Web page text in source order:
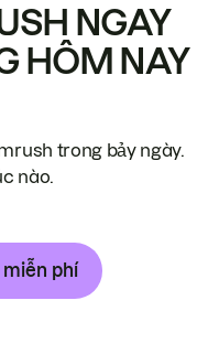
NGAY
HÔM NAY
trong bảy ngày.
nào.
miễn phí